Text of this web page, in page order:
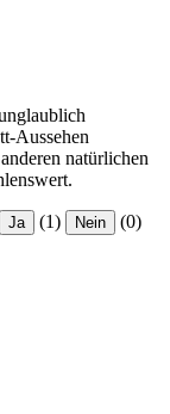
Aussehen
natürlichen
Ja (1) Nein (0)